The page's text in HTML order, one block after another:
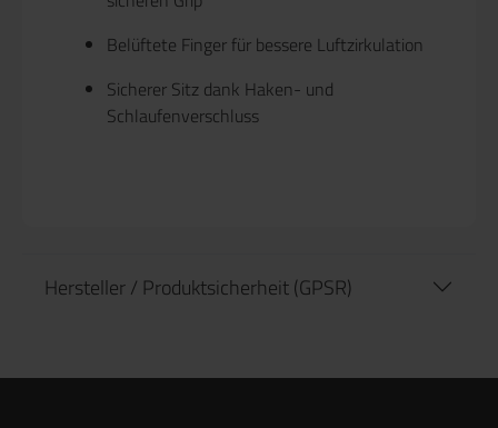
Belüftete Finger für bessere Luftzirkulation
Sicherer Sitz dank Haken- und
Schlaufenverschluss
Hersteller / Produktsicherheit (GPSR)